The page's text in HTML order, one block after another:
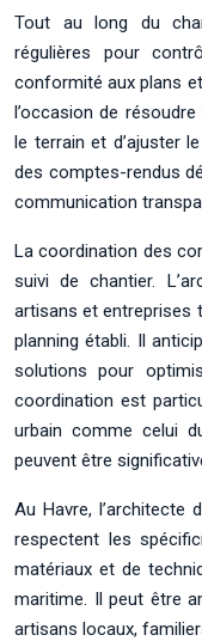
Tout au long du
régulières pour
conformité aux plans
l’occasion de
le terrain et d’ajuster
des comptes-rendus
communication
La coordination des
suivi de chantier.
artisans et entreprises
planning établi. Il
solutions pour
coordination est
urbain comme celui
peuvent être
Au Havre, l’architecte
respectent les
matériaux et de
maritime. Il peut être
artisans locaux,